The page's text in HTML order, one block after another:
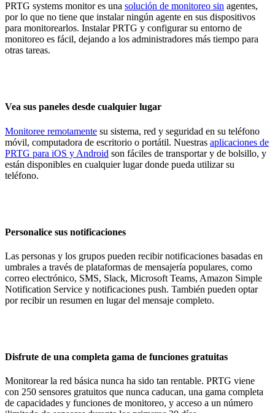
PRTG systems monitor es una solución de monitoreo sin agentes,
por lo que no tiene que instalar ningún agente en sus dispositivos
para monitorearlos. Instalar PRTG y configurar su entorno de
monitoreo es fácil, dejando a los administradores más tiempo para
otras tareas.
Vea sus paneles desde cualquier lugar
Monitoree remotamente su sistema, red y seguridad en su teléfono
móvil, computadora de escritorio o portátil. Nuestras aplicaciones de
PRTG para iOS y Android son fáciles de transportar y de bolsillo, y
están disponibles en cualquier lugar donde pueda utilizar su
teléfono.
Personalice sus notificaciones
Las personas y los grupos pueden recibir notificaciones basadas en
umbrales a través de plataformas de mensajería populares, como
correo electrónico, SMS, Slack, Microsoft Teams, Amazon Simple
Notification Service y notificaciones push. También pueden optar
por recibir un resumen en lugar del mensaje completo.
Disfrute de una completa gama de funciones gratuitas
Monitorear la red básica nunca ha sido tan rentable. PRTG viene
con 250 sensores gratuitos que nunca caducan, una gama completa
de capacidades y funciones de monitoreo, y acceso a un número